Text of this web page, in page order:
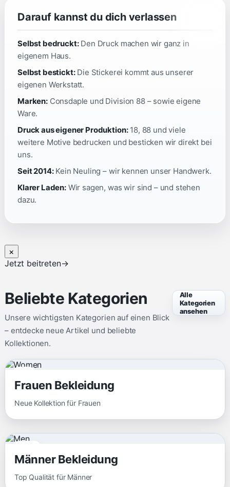
Darauf kannst du dich verlassen
Selbst bedruckt:Den Druck machen wir ganz in
eigenem Haus.
Selbst bestickt:Die Stickerei kommt aus unserer
eigenen Werkstatt.
Marken:Consdaple und Division 88 – sowie eigene
Ware.
Druck aus eigener Produktion:18, 88 und viele
weitere Motive bedrucken und besticken wir direkt bei
uns.
Seit 2014:Kein Neuling – wir kennen unser Handwerk.
Klarer Laden:Wir sagen, was wir sind – und stehen
dazu.
×
Jetzt beitreten→
Beliebte Kategorien
Unsere wichtigsten Kategorien auf einen Blick
– entdecke neue Artikel und beliebte
Kollektionen.
Alle
Kategorien
ansehen
Frauen Bekleidung
Neue Kollektion für Frauen
Männer Bekleidung
Top Qualität für Männer